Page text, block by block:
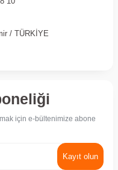
/ TÜRKİYE
için e-bültenimize abone
Kayıt olun